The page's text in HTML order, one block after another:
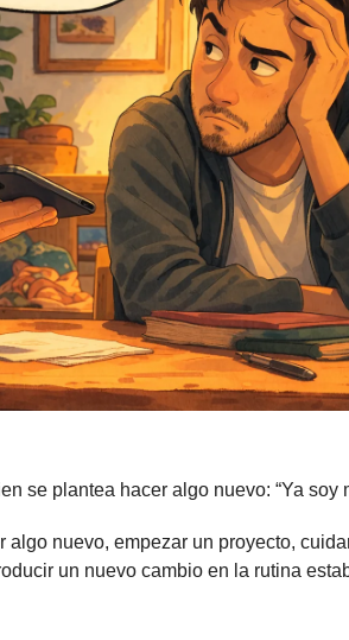
se plantea hacer algo nuevo: “Ya soy
nuevo, empezar un proyecto,
un nuevo cambio en la rutina